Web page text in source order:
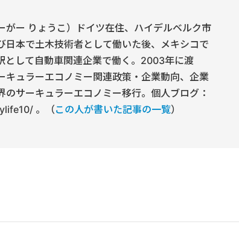
がー りょうこ）ドイツ在住、ハイデルベルク市
日本で土木技術者として働いた後、メキシコで
として自動車関連企業で働く。2003年に渡
キュラーエコノミー関連政策・企業動向、企業
サーキュラーエコノミー移行。個人ブログ：
。（この人が書いた記事の一覧）